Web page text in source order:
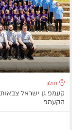
חולון
קעמפ גן ישראל
הקעמפ